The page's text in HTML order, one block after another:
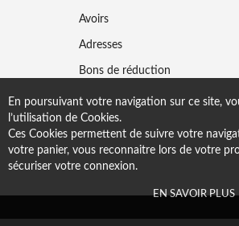
En poursuivant votre navigation sur ce site,
l’utilisation de Cookies.
Ces Cookies permettent de suivre votre
votre panier, vous reconnaitre lors de votre
sécuriser votre connexion.
EN SAVOIR PLUS
Avoirs
Adresses
Bons de réduction